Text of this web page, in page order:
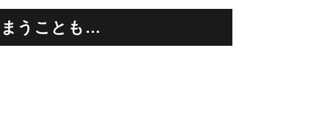
まうことも…